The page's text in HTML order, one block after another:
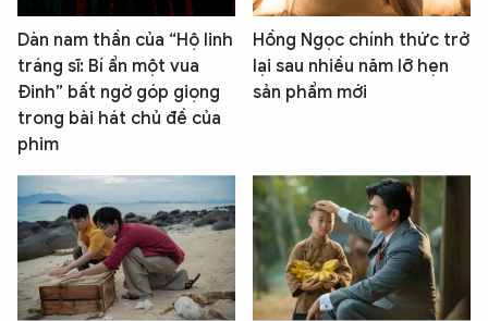
Dàn nam thần của “Hộ linh
tráng sĩ: Bí ẩn một vua
Đinh” bất ngờ góp giọng
trong bài hát chủ đề của
phim
Hồng Ngọc chính thức trở
lại sau nhiều năm lỡ hẹn
sản phẩm mới